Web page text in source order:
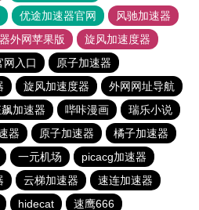
优途加速器官网
风驰加速器
外网苹果版
旋风加速度器
网入口
原子加速器
旋风加速度器
外网网址导航
加速器 哔咔漫画
瑞乐小说
器 原子加速器
橘子加速器
一元机场
picacg加速器
云梯加速器
速连加速器
hidecat 速鹰666